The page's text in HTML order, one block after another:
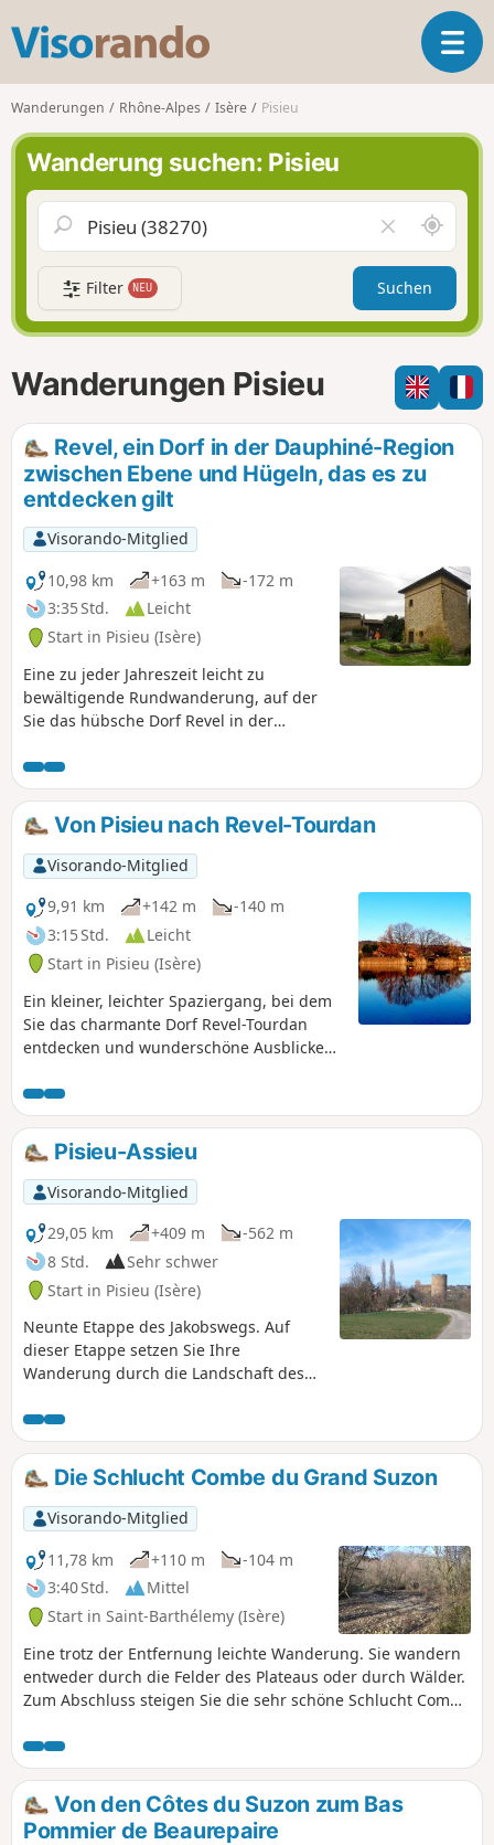
s
o
r
a
n
d
T
o
n
i
a
t
o
n
Wanderungen Rhône-Alpes Isère Pisieu
Wanderung suchen: Pisieu
e
l
d
l
e
e
e
S
c
h
u
m
i
h
m
Filter NEU Suchen
Wanderungen Pisieu
Revel, ein Dorf in der Dauphiné-Region
zwischen Ebene und Hügeln, das es zu
entdecken gilt
Visorando-Mitglied
10,98 km
+163 m
-172 m
3:35 Std.
Leicht
Start in Pisieu (Isère)
Eine zu jeder Jahreszeit leicht zu
bewältigende Rundwanderung, auf der
Sie das hübsche Dorf Revel in der
besuchen können. Der Kammweg am
Anfang sowie der Abschnitt in der
Ebene im zweiten Teil der Strecke bieten
einen herrlichen Blick auf die
Landschaft, die von den Alpen bis zum
Zentralmassiv reicht. Am besten vor
Regentagen, um einen klaren Himmel
zu haben, der einen herrlichen, weiten
und ungetrübten Ausblick bietet.
Von Pisieu nach Revel-Tourdan
Visorando-Mitglied
9,91 km
+142 m
-140 m
3:15 Std.
Leicht
Start in Pisieu (Isère)
Ein kleiner, leichter Spaziergang, bei dem
Sie das charmante Dorf Revel-Tourdan
entdecken und wunderschöne Ausblicke
Pisieu-Assieu
Visorando-Mitglied
29,05 km
+409 m
-562 m
8 Std.
Sehr schwer
Start in Pisieu (Isère)
Neunte Etappe des Jakobswegs. Auf
dieser Etappe setzen Sie Ihre
Wanderung durch die Landschaft des
kleinen Landstraßen und Waldwegen
bietet der Weg schöne, offene
Landschaften mit dem Zentralmassiv
und den Alpen im Hintergrund. Was das
Kulturerbe betrifft, so prägen die
Kapelle von La Salette, das Kloster von
Surieu und die Überquerung der
Hochgeschwindigkeitsstrecke zwischen
Paris, Lyon und Marseille die Route.
Die Schlucht Combe du Grand Suzon
Visorando-Mitglied
11,78 km
+110 m
-104 m
3:40 Std.
Mittel
Start in Saint-Barthélemy (Isère)
Eine trotz der Entfernung leichte Wanderung. Sie wandern
entweder durch die Felder des Plateaus oder durch Wälder.
Zum Abschluss steigen Sie die sehr schöne Schlucht Combe
aber... nicht immer! Bei klarem Wetter können Sie einige
schöne Ausblicke auf die umliegenden Gipfel genießen.
Von den Côtes du Suzon zum Bas
Pommier de Beaurepaire